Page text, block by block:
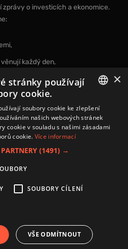
o investicích a ekonomice.
každý den,
svůj souhlas spodmínkami
CZECH
×
stránky používají
cookie.
soubory cookie ke zlepšení
našich webových stránek
cookie v souladu s našimi zásadami
cookie. Více informací
(1491) →
SOUBORY CÍLENÍ
VŠE ODMÍTNOUT